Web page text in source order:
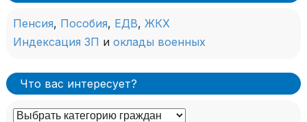
Пенсия, Пособия, ЕДВ, ЖКХ
Индексация ЗП и оклады военных
Что вас интересует?